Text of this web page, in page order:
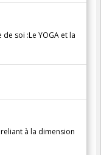
soi :Le YOGA et la
à la dimension